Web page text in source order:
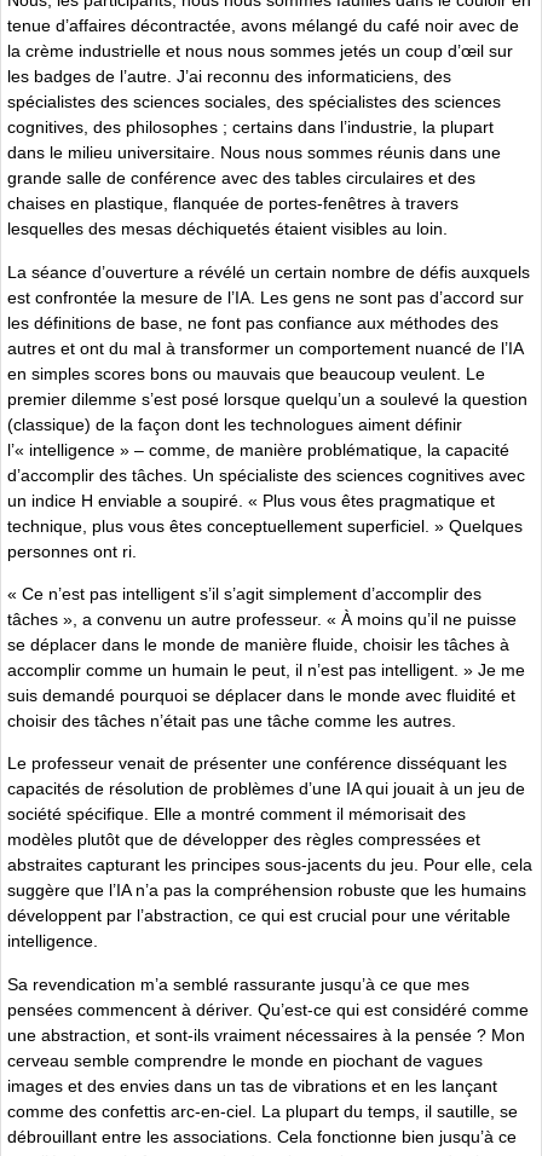
tenue d’affaires décontractée, avons mélangé du café noir avec de
la crème industrielle et nous nous sommes jetés un coup d’œil sur
les badges de l’autre. J’ai reconnu des informaticiens, des
spécialistes des sciences sociales, des spécialistes des sciences
cognitives, des philosophes ; certains dans l’industrie, la plupart
dans le milieu universitaire. Nous nous sommes réunis dans une
grande salle de conférence avec des tables circulaires et des
chaises en plastique, flanquée de portes-fenêtres à travers
lesquelles des mesas déchiquetés étaient visibles au loin.
La séance d’ouverture a révélé un certain nombre de défis auxquels
est confrontée la mesure de l’IA. Les gens ne sont pas d’accord sur
les définitions de base, ne font pas confiance aux méthodes des
autres et ont du mal à transformer un comportement nuancé de l’IA
en simples scores bons ou mauvais que beaucoup veulent. Le
premier dilemme s’est posé lorsque quelqu’un a soulevé la question
(classique) de la façon dont les technologues aiment définir
l’« intelligence » – comme, de manière problématique, la capacité
d’accomplir des tâches. Un spécialiste des sciences cognitives avec
un indice H enviable a soupiré. « Plus vous êtes pragmatique et
technique, plus vous êtes conceptuellement superficiel. » Quelques
personnes ont ri.
« Ce n’est pas intelligent s’il s’agit simplement d’accomplir des
tâches », a convenu un autre professeur. « À moins qu’il ne puisse
se déplacer dans le monde de manière fluide, choisir les tâches à
accomplir comme un humain le peut, il n’est pas intelligent. » Je me
suis demandé pourquoi se déplacer dans le monde avec fluidité et
choisir des tâches n’était pas une tâche comme les autres.
Le professeur venait de présenter une conférence disséquant les
capacités de résolution de problèmes d’une IA qui jouait à un jeu de
société spécifique. Elle a montré comment il mémorisait des
modèles plutôt que de développer des règles compressées et
abstraites capturant les principes sous-jacents du jeu. Pour elle, cela
suggère que l’IA n’a pas la compréhension robuste que les humains
développent par l’abstraction, ce qui est crucial pour une véritable
intelligence.
Sa revendication m’a semblé rassurante jusqu’à ce que mes
pensées commencent à dériver. Qu’est-ce qui est considéré comme
une abstraction, et sont-ils vraiment nécessaires à la pensée ? Mon
cerveau semble comprendre le monde en piochant de vagues
images et des envies dans un tas de vibrations et en les lançant
comme des confettis arc-en-ciel. La plupart du temps, il sautille, se
débrouillant entre les associations. Cela fonctionne bien jusqu’à ce